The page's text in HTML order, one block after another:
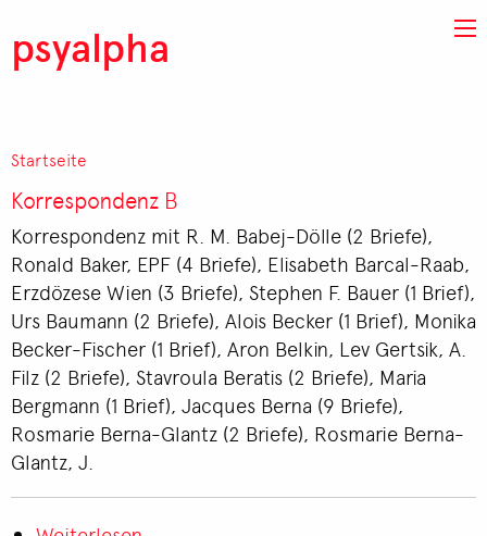
psyalpha
Pfadnavigation
Startseite
Korrespondenz B
Korrespondenz mit R. M. Babej-Dölle (2 Briefe),
Ronald Baker, EPF (4 Briefe), Elisabeth Barcal-Raab,
Erzdözese Wien (3 Briefe), Stephen F. Bauer (1 Brief),
Urs Baumann (2 Briefe), Alois Becker (1 Brief), Monika
Becker-Fischer (1 Brief), Aron Belkin, Lev Gertsik, A.
Filz (2 Briefe), Stavroula Beratis (2 Briefe), Maria
Bergmann (1 Brief), Jacques Berna (9 Briefe),
Rosmarie Berna-Glantz (2 Briefe), Rosmarie Berna-
Glantz, J.